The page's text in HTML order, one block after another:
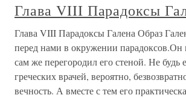
Глава VIII Парадоксы
Глава VIII Парадоксы Галена Образ
перед нами в окружении парадоксов.Он
сам же перегородил его стеной. Не будь
греческих врачей, вероятно,
вечность. А вместе с тем его